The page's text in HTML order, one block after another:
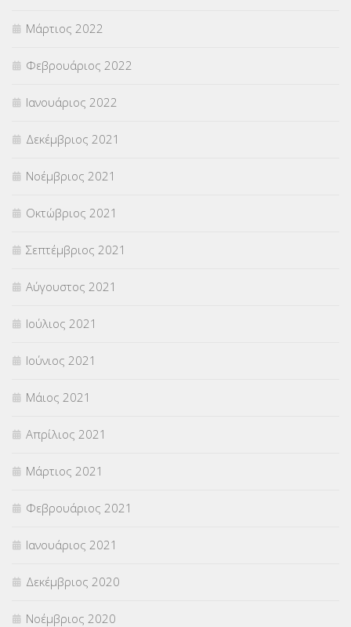
Μάρτιος 2022
Φεβρουάριος 2022
Ιανουάριος 2022
Δεκέμβριος 2021
Νοέμβριος 2021
Οκτώβριος 2021
Σεπτέμβριος 2021
Αύγουστος 2021
Ιούλιος 2021
Ιούνιος 2021
Μάιος 2021
Απρίλιος 2021
Μάρτιος 2021
Φεβρουάριος 2021
Ιανουάριος 2021
Δεκέμβριος 2020
Νοέμβριος 2020